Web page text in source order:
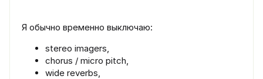
Я обычно временно выключаю:
stereo imagers,
chorus / micro pitch,
wide reverbs,